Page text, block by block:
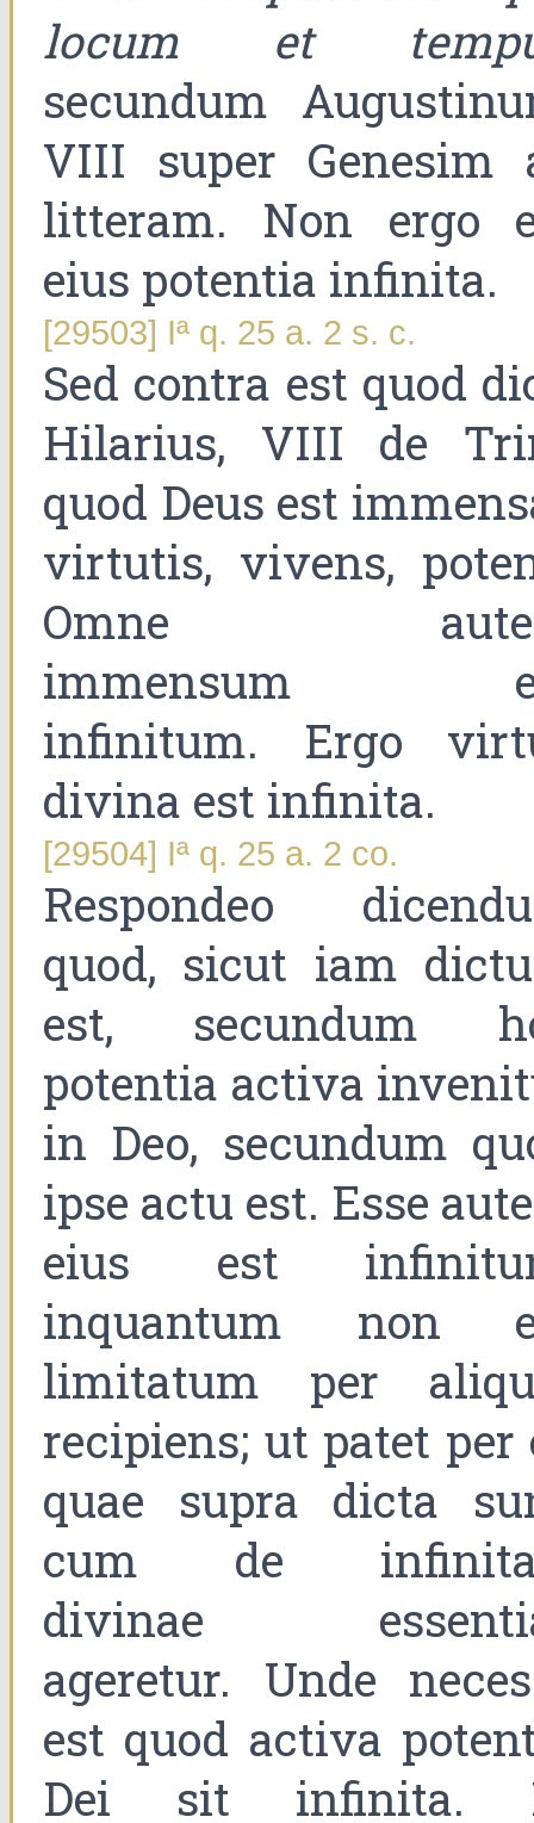
locum et
secundum
VIII super Genesim
litteram. Non ergo
eius potentia infinita.
[29503] Iª q. 25 a. 2 s. c.
Sed contra est quod
Hilarius, VIII de
quod Deus est
virtutis, vivens,
Omne
immensum
infinitum. Ergo
divina est infinita.
[29504] Iª q. 25 a. 2 co.
Respondeo
quod, sicut iam
est, secundum
potentia activa
in Deo, secundum
ipse actu est. Esse
eius est
inquantum non
limitatum per
recipiens; ut patet per
quae supra dicta
cum de
divinae
ageretur. Unde
est quod activa
Dei sit infinita.